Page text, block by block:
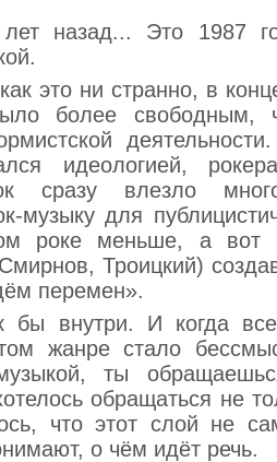
назад... Это 1987
это ни странно, в
более свободным,
идеологией,
сразу влезло
музыку для
роке меньше, а вот
Троицкий)
перемен».
внутри. И когда
жанре стало
ты
обращаться не
что этот слой не
о чём идёт речь.